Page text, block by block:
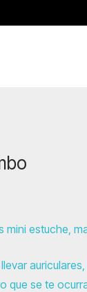
mini estuche,
que se te